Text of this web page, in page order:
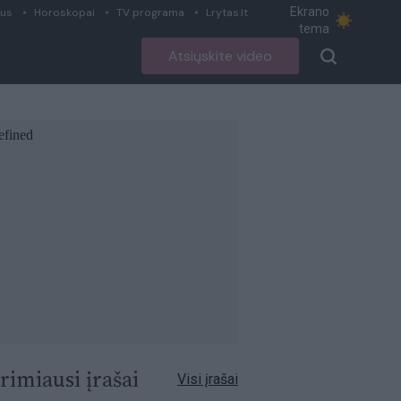
Horoskopai TV programa Lrytas.lt
Ekrano
tema
Atsiųskite video
įrašai Visi įrašai